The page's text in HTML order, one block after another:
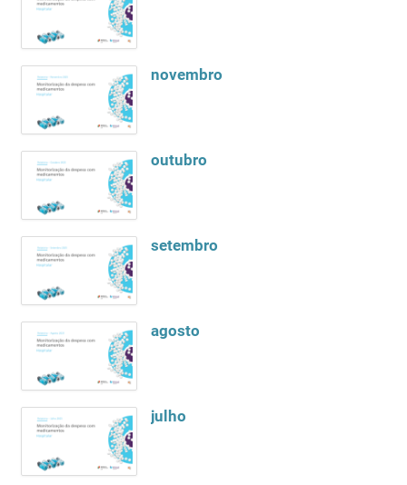
novembro
outubro
setembro
agosto
julho